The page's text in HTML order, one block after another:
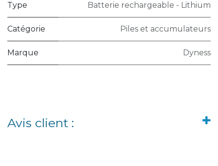
Type Batterie rechargeable - Lithium
Catégorie Piles et accumulateurs
Marque Dyness
Avis client :